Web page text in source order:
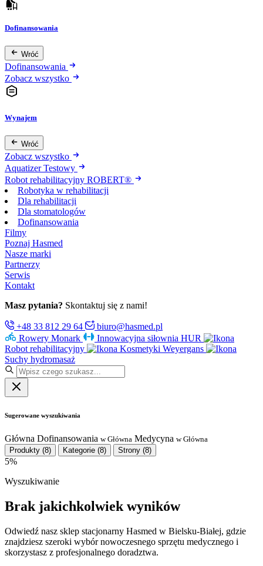
Dofinansowania
Wróć
Dofinansowania
Zobacz wszystko
Wynajem
Wróć
Zobacz wszystko
Aquatizer Testowy
Robot rehabilitacyjny ROBERT®
Robotyka w rehabilitacji
Dla rehabilitacji
Dla stomatologów
Dofinansowania
Filmy
Poznaj Hasmed
Nasze marki
Partnerzy
Serwis
Kontakt
Masz pytania? Skontaktuj się z nami!
+48 33 812 29 64
biuro@hasmed.pl
Rowery Monark
Innowacyjna siłownia HUR
Robot rehabilitacyjny
Kosmetyki Weyergans
Suchy hydromasaż
Sugerowane wyszukiwania
Główna Dofinansowania w Główna Medycyna w Główna
Produkty (8) Kategorie (8) Strony (8)
5%
Wyszukiwanie
Brak jakichkolwiek wyników
Odwiedź nasz sklep stacjonarny Hasmed w Bielsku-Białej, gdzie
znajdziesz szeroki wybór nowoczesnego sprzętu medycznego i
skorzystasz z profesjonalnego doradztwa.